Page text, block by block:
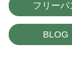
フリーパ
BLOG